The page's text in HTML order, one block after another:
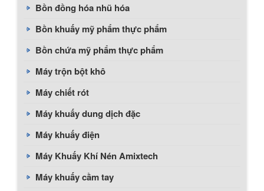
Bồn đồng hóa nhũ hóa
Bồn khuấy mỹ phẩm thực phẩm
Bồn chứa mỹ phẩm thực phẩm
Máy trộn bột khô
Máy chiết rót
Máy khuấy dung dịch đặc
Máy khuấy điện
Máy Khuấy Khí Nén Amixtech
Máy khuấy cầm tay